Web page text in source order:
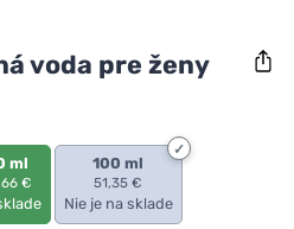
voda pre ženy
ml
€
100 ml
51,35 €
Nie je na sklade